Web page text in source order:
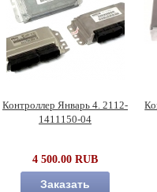
Контроллер Январь 4. 2112-
1411150-04
4 500.00 RUB
Заказать